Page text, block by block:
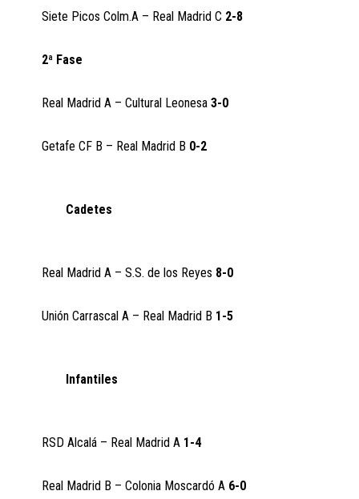
Siete Picos Colm.A – Real Madrid C 2-8
2ª Fase
Real Madrid A – Cultural Leonesa3-0
Getafe CF B – Real Madrid B 0-2
Cadetes
Real Madrid A – S.S. de los Reyes 8-0
Unión Carrascal A – Real Madrid B 1-5
Infantiles
RSD Alcalá – Real Madrid A 1-4
Real Madrid B – Colonia Moscardó A 6-0